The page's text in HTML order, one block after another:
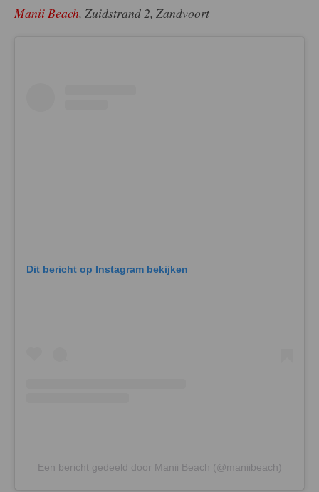
Manii Beach, Zuidstrand 2, Zandvoort
Dit bericht op Instagram bekijken
Een bericht gedeeld door Manii Beach (@maniibeach)